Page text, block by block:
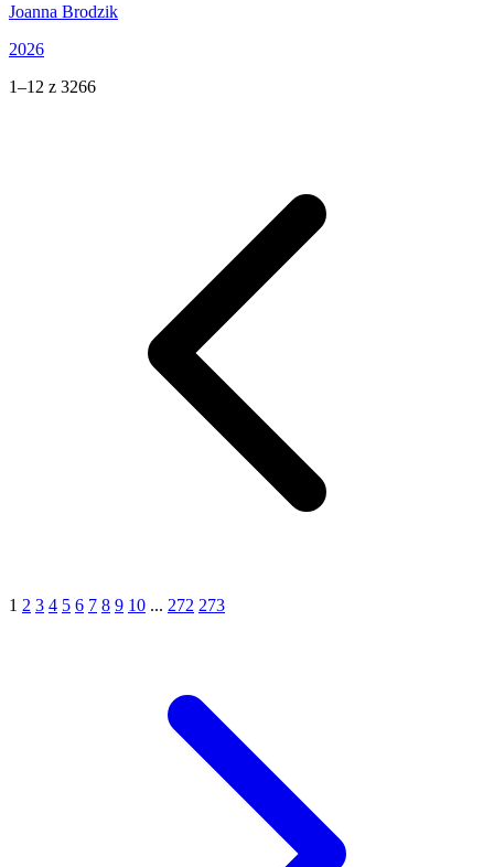
Joanna Brodzik
2026
1–12 z 3266
1 2 3 4 5 6 7 8 9 10 ... 272 273